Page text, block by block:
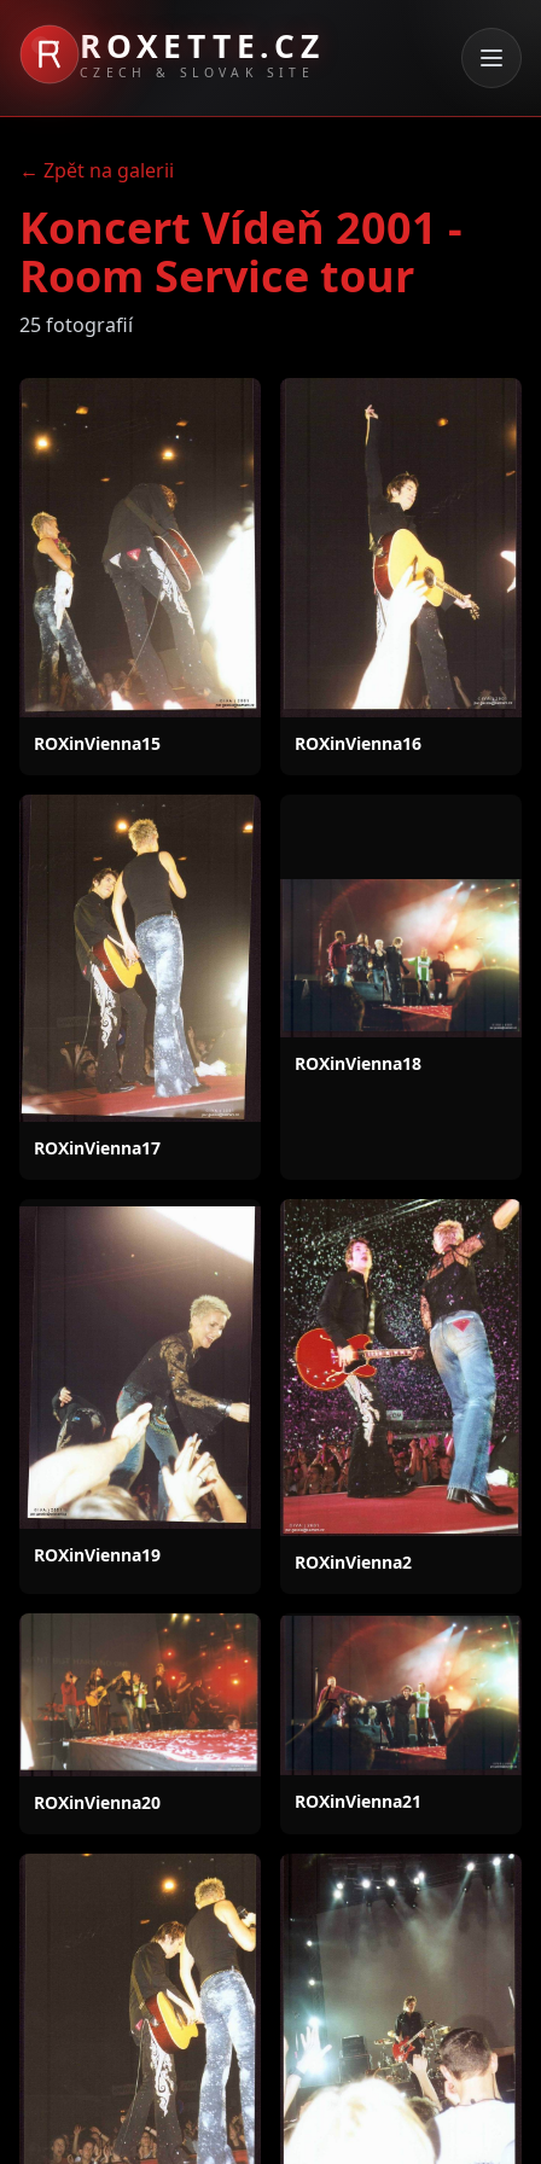
ROXETTE.CZ
CZECH & SLOVAK SITE
← Zpět na galerii
Koncert Vídeň 2001 -
Room Service tour
25 fotografií
ROXinVienna15 ROXinVienna16
ROXinVienna17
ROXinVienna18
ROXinVienna19 ROXinVienna2
ROXinVienna20 ROXinVienna21